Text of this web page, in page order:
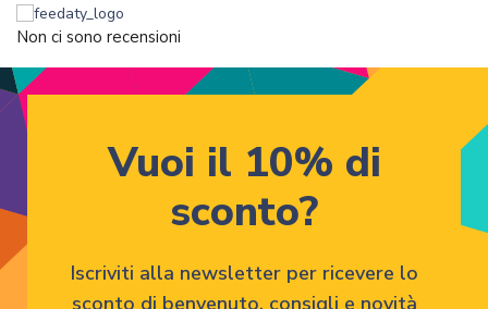
Non ci sono recensioni
Vuoi il 10% di
sconto?
Iscriviti alla newsletter per ricevere lo
sconto di benvenuto, consigli e novità